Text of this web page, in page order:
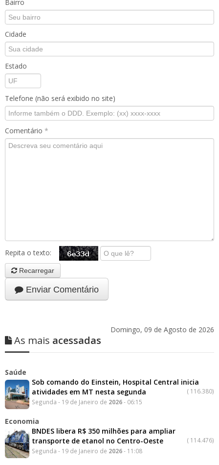
Bairro
Cidade
Estado
Telefone (não será exibido no site)
Comentário *
Repita o texto:
Recarregar
Enviar Comentário
Domingo, 09 de Agosto de 2026
As mais acessadas
Saúde
Sob comando do Einstein, Hospital Central inicia
atividades em MT nesta segunda
( 116.380)
Segunda - 19 de Janeiro de 2026- 06:15
Economia
BNDES libera R$ 350 milhões para ampliar
transporte de etanol no Centro-Oeste
( 114.476)
Segunda - 19 de Janeiro de 2026- 11:08